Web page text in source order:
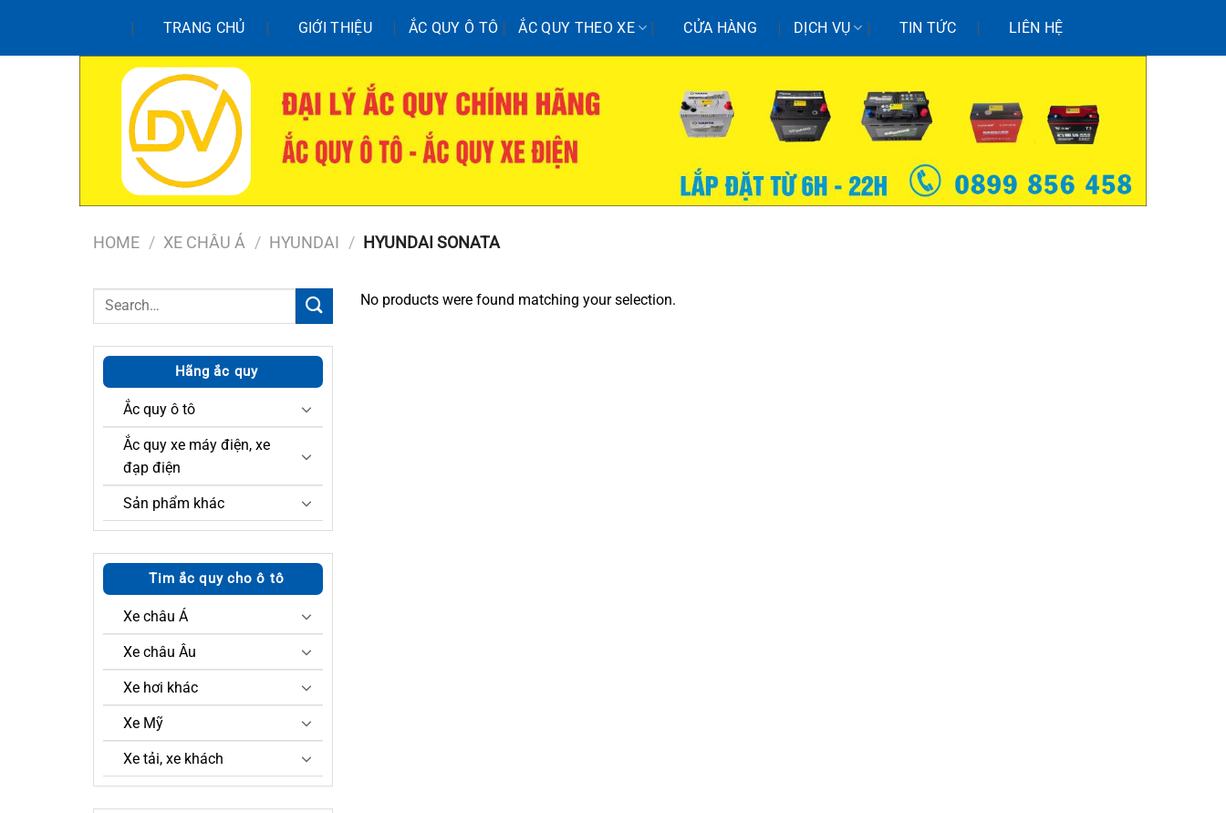
nội
TRANG CHỦ GIỚI THIỆU ẮC QUY Ô TÔ ẮC QUY THEO XE CỬA HÀNG DỊCH VỤ TIN TỨC LIÊN HỆ
HOME / XE CHÂU Á / HYUNDAI / HYUNDAI SONATA
Search
Hãng ắc quy
Ắc quy ô tô
Ắc quy xe máy điện, xe
đạp điện
Sản phẩm khác
Tim ắc quy cho ô tô
Xe châu Á
Xe châu Âu
Xe hơi khác
Xe Mỹ
Xe tải, xe khách
No products were found matching your selection.